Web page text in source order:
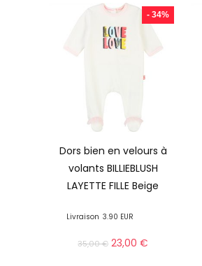
- 34%
Dors bien en velours à
volants BILLIEBLUSH
LAYETTE FILLE Beige
Livraison 3.90 EUR
35,00€ 23,00€